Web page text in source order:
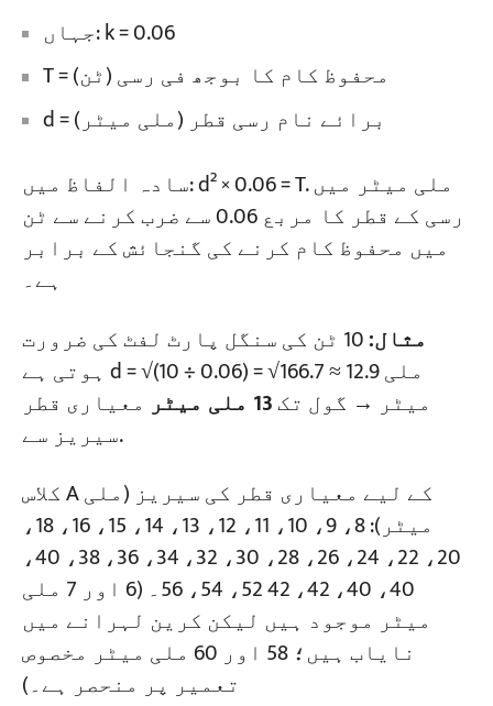
جہاں: k = 0.06
T = محفوظ کام کا بوجھ فی رسی (ٹن)
d = برائے نام رسی قطر (ملی میٹر)
سادہ الفاظ میں: d² × 0.06 = T. ملی میٹر میں
رسی کے قطر کا مربع 0.06 سے ضرب کرنے سے ٹن
میں محفوظ کام کرنے کی گنجائش کے برابر
ہے۔
مثال:
10 ٹن کی سنگل پارٹ لفٹ کی ضرورت
ہوتی ہے d = √(10 ÷ 0.06) = √166.7 ≈ 12.9 ملی
میٹر → گول تک13 ملی میٹر
معیاری قطر
سیریز سے.
کلاس A کے لیے معیاری قطر کی سیریز (ملی
میٹر): 8، 9، 10، 11، 12، 13، 14، 15، 16، 18،
20، 22، 24، 26، 28، 30، 32، 34، 36، 38، 40،
40، 40، 42، 42 52، 54، 56۔ (6 اور 7 ملی
میٹر موجود ہیں لیکن کرین لہرانے میں
نایاب ہیں؛ 58 اور 60 ملی میٹر مخصوص
تعمیر پر منحصر ہے۔)